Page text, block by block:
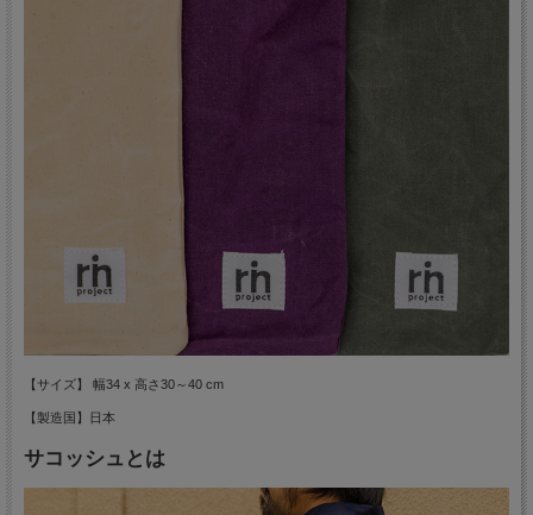
【サイズ】 幅34 x 高さ30～40 cm
【製造国】日本
サコッシュとは